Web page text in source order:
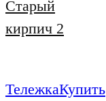
Старый
кирпич 2
ТележкаКупить